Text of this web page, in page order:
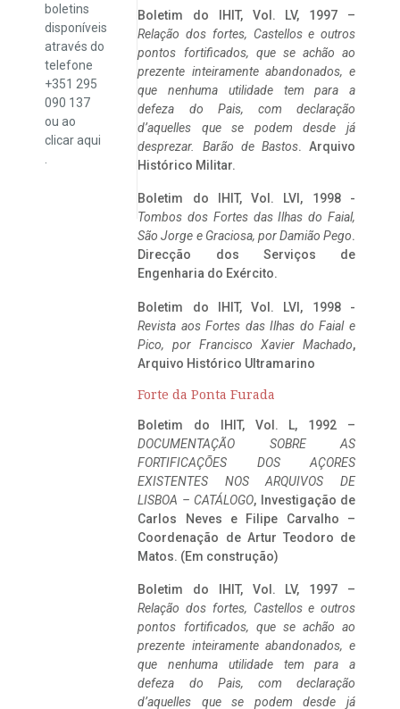
boletins
disponíveis
através do
telefone
+351 295
090 137
ou ao
clicaraqui
Boletim do IHIT, Vol. LV, 1997 –
Relação dos fortes, Castellos e outros
pontos fortificados, que se achão ao
prezente inteiramente abandonados, e
que nenhuma utilidade tem para a
defeza do Pais, com declaração
d’aquelles que se podem desde já
desprezar. Barão de Bastos. Arquivo
Histórico Militar.
Boletim do IHIT, Vol. LVI, 1998 -
Tombos dos Fortes das Ilhas do Faial,
São Jorge e Graciosa, por Damião Pego.
Direcção dos Serviços de
Engenharia do Exército.
Boletim do IHIT, Vol. LVI, 1998 -
Revista aos Fortes das Ilhas do Faial e
Pico, por Francisco Xavier Machado,
Arquivo Histórico Ultramarino
Forte da Ponta Furada
Boletim do IHIT, Vol. L, 1992 –
DOCUMENTAÇÃO SOBRE AS
FORTIFICAÇÕES DOS AÇORES
EXISTENTES NOS ARQUIVOS DE
LISBOA – CATÁLOGO, Investigação de
Carlos Neves e Filipe Carvalho –
Coordenação de Artur Teodoro de
Matos. (Em construção)
Boletim do IHIT, Vol. LV, 1997 –
Relação dos fortes, Castellos e outros
pontos fortificados, que se achão ao
prezente inteiramente abandonados, e
que nenhuma utilidade tem para a
defeza do Pais, com declaração
d’aquelles que se podem desde já